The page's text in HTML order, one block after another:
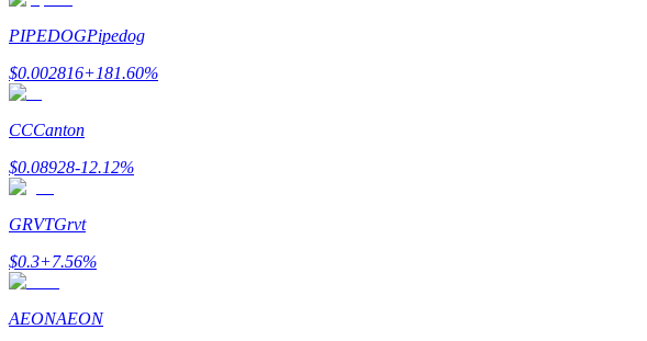
Krediler
Kripto destekli borçlanma hizmeti
PIPEDOGPipedog
$0.002816+181.60%
CCCanton
$0.08928-12.12%
GRVTGrvt
$0.3+7.56%
AEONAEON